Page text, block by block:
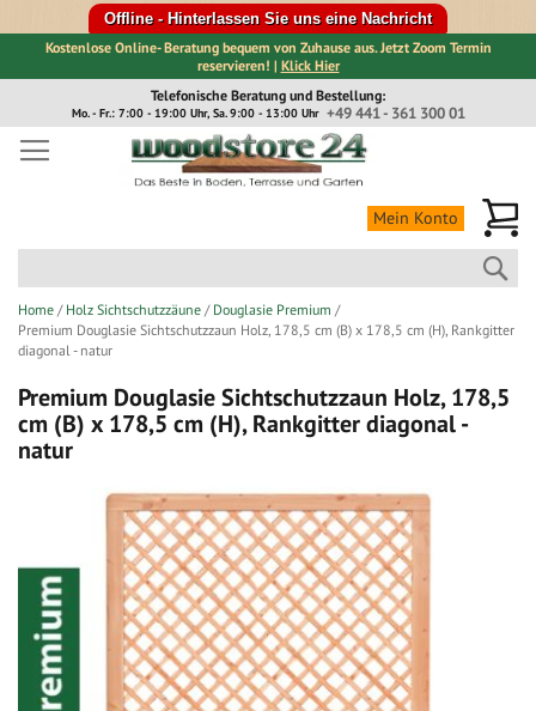
Offline - Hinterlassen Sie uns eine Nachricht
Kostenlose Online- Beratung bequem von Zuhause aus. Jetzt Zoom Termin
reservieren! | Klick Hier
Inhalt
Telefonische Beratung und Bestellung:
+49 441 - 361 300 01
Mo. - Fr.: 7:00 - 19:00 Uhr, Sa. 9:00 - 13:00 Uhr
Mein Konto
Home Holz Sichtschutzzäune
Douglasie Premium
Premium Douglasie Sichtschutzzaun Holz, 178,5 cm (B) x 178,5 cm (H), Rankgitter
diagonal - natur
Premium Douglasie Sichtschutzzaun Holz, 178,5
cm (B) x 178,5 cm (H), Rankgitter diagonal -
natur
Bildergalerie
springen